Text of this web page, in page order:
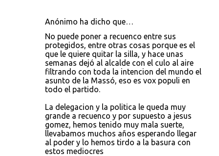
Anónimo ha dicho que…
No puede poner a recuenco entre sus
protegidos, entre otras cosas porque es el
que le quiere quitar la silla, y hace unas
semanas dejó al alcalde con el culo al aire
filtrando con toda la intencion del mundo el
asunto de la Massó, eso es vox populi en
todo el partido.
La delegacion y la politica le queda muy
grande a recuenco y por supuesto a jesus
gomez, hemos tenido muy mala suerte,
llevabamos muchos años esperando llegar
al poder y lo hemos tirdo a la basura con
estos mediocres